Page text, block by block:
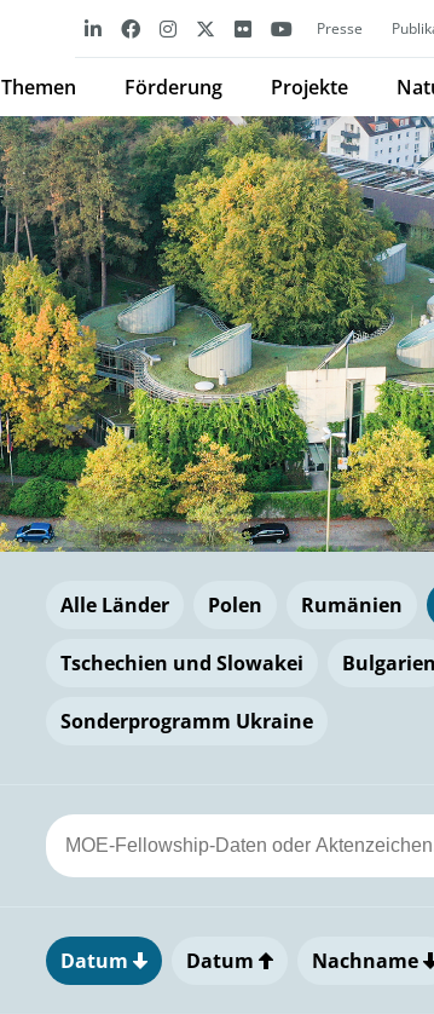
Presse
Themen Förderung Projekte
Alle Länder Polen Rumänien
Tschechien und Slowakei Bulgarien
Sonderprogramm Ukraine
Datum Datum Nachname